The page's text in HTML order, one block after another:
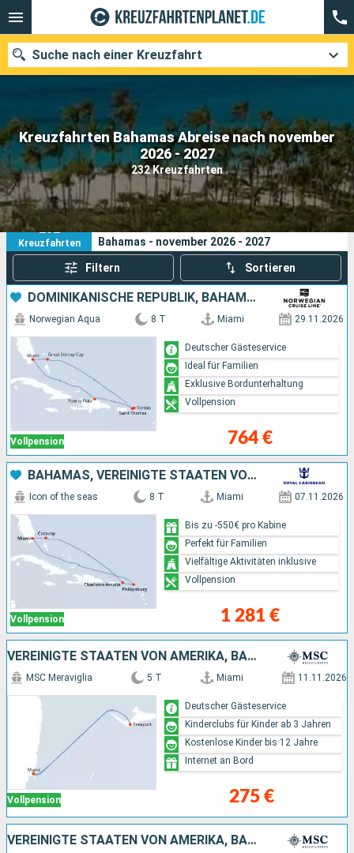
Kreuzfahrten Bahamas Abreise nach november
2026 - 2027
232 Kreuzfahrten
Suche nach einer Kreuzfahrt
Unsere Ziele
Abfahrtsmonat
Häfen Reedereien
Suchen
232
Kreuzfahrten
Ihre Suchkriterien:
Bahamas - november 2026 - 2027
Filtern Sortieren
DOMINIKANISCHE REPUBLIK, BAHAMAS, VEREINIGTE STAATEN VON AMERIKA
Vollpension
Norwegian Aqua 8 T Miami 29.11.2026
764 €
Deutscher Gästeservice
Ideal für Familien
Exklusive Bordunterhaltung
Vollpension
BAHAMAS, VEREINIGTE STAATEN VON AMERIKA
Vollpension
Icon of the seas 8 T Miami 07.11.2026
1 281 €
Bis zu -550€ pro Kabine
Perfekt für Familien
Vielfältige Aktivitäten inklusive
Vollpension
VEREINIGTE STAATEN VON AMERIKA, BAHAMAS
Vollpension
MSC Meraviglia 5 T Miami 11.11.2026
275 €
Deutscher Gästeservice
Kinderclubs für Kinder ab 3 Jahren
Kostenlose Kinder bis 12 Jahre
Internet an Bord
VEREINIGTE STAATEN VON AMERIKA, BAHAMAS